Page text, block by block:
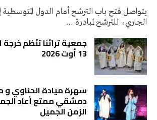
الجاري، للترشح لمبادرة …
جمعية تراثنا تنَظم
13 أوت 2026
سهرة ميادة الحناوي
دمشقي ممتع أعاد
الزمن الجميل